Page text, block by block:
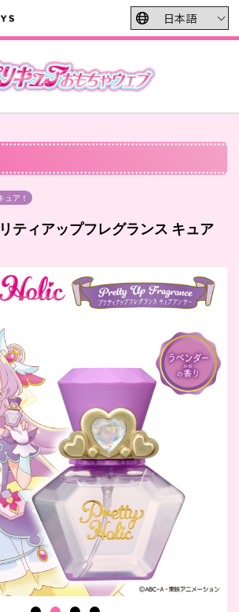
ュア！
ティアップフレグランス キュア